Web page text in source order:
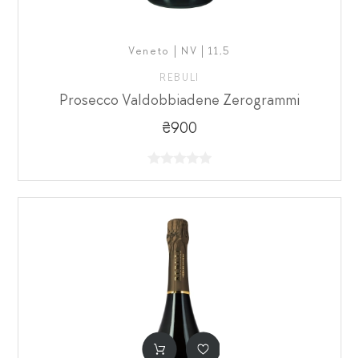
Veneto | NV | 11,5
REBULI
Prosecco Valdobbiadene Zerogrammi
₴900